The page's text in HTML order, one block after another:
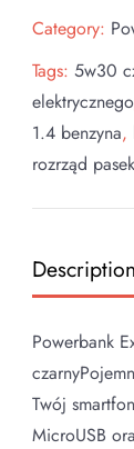
Category:
Tags: 5w30
elektrycznego
1.4 benzyna,
rozrząd
Description
Powerbank
Twój
MicroUSB